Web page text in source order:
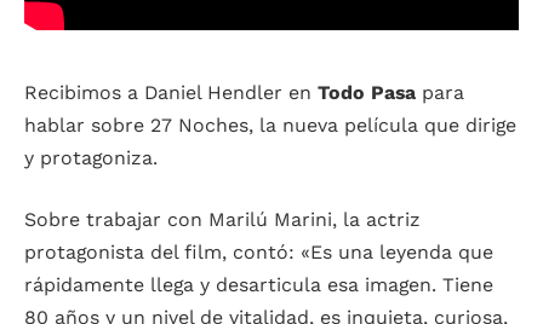
Recibimos a Daniel Hendler en Todo Pasa para
hablar sobre 27 Noches, la nueva película que dirige
y protagoniza.
Sobre trabajar con Marilú Marini, la actriz
protagonista del film, contó: «Es una leyenda que
rápidamente llega y desarticula esa imagen. Tiene
80 años y un nivel de vitalidad, es inquieta, curiosa,